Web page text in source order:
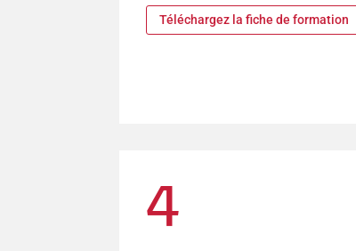
Téléchargez la fiche de formation
4